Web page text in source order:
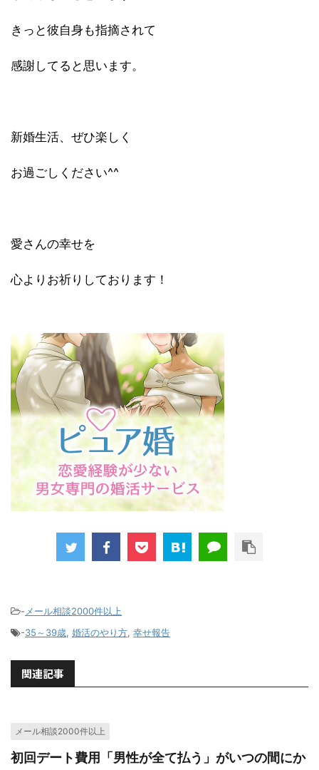
きっと彼自身も指摘されて
感謝してると思います。
新婚生活、ぜひ楽しく
お過ごしください^^
愛さんの幸せを
心よりお祈りしております！
- メール相談2000件以上
-35～39歳, 婚活のやり方, 幸せ報告
関連記事
メール相談2000件以上
初回デート費用「男性が全て払う」がいつの間にか